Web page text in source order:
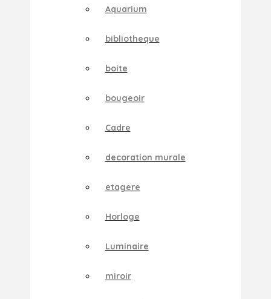
Aquarium
bibliotheque
boite
bougeoir
Cadre
decoration murale
etagere
Horloge
Luminaire
miroir